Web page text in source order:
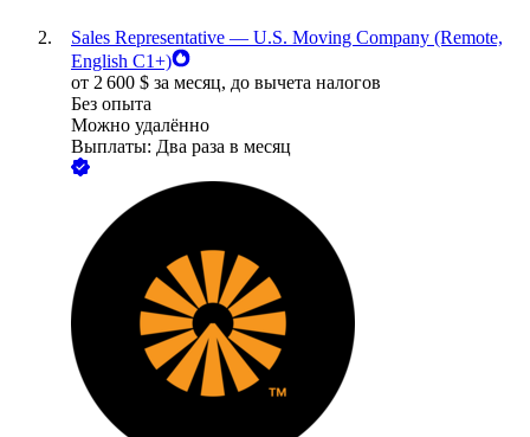
Sales Representative — U.S. Moving Company (Remote,
English C1+)
от 2 600 $ за месяц, до вычета налогов
Без опыта
Можно удалённо
Выплаты: Два раза в месяц